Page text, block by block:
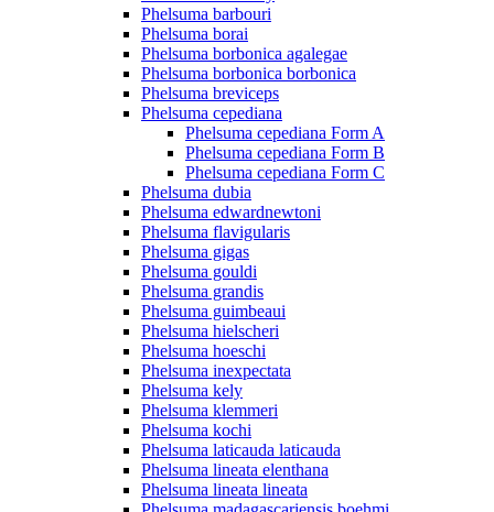
Phelsuma barbouri
Phelsuma borai
Phelsuma borbonica agalegae
Phelsuma borbonica borbonica
Phelsuma breviceps
Phelsuma cepediana
Phelsuma cepediana Form A
Phelsuma cepediana Form B
Phelsuma cepediana Form C
Phelsuma dubia
Phelsuma edwardnewtoni
Phelsuma flavigularis
Phelsuma gigas
Phelsuma gouldi
Phelsuma grandis
Phelsuma guimbeaui
Phelsuma hielscheri
Phelsuma hoeschi
Phelsuma inexpectata
Phelsuma kely
Phelsuma klemmeri
Phelsuma kochi
Phelsuma laticauda laticauda
Phelsuma lineata elenthana
Phelsuma lineata lineata